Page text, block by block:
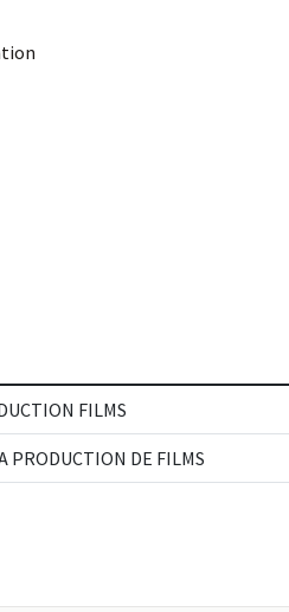
FILMS
PRODUCTION DE FILMS